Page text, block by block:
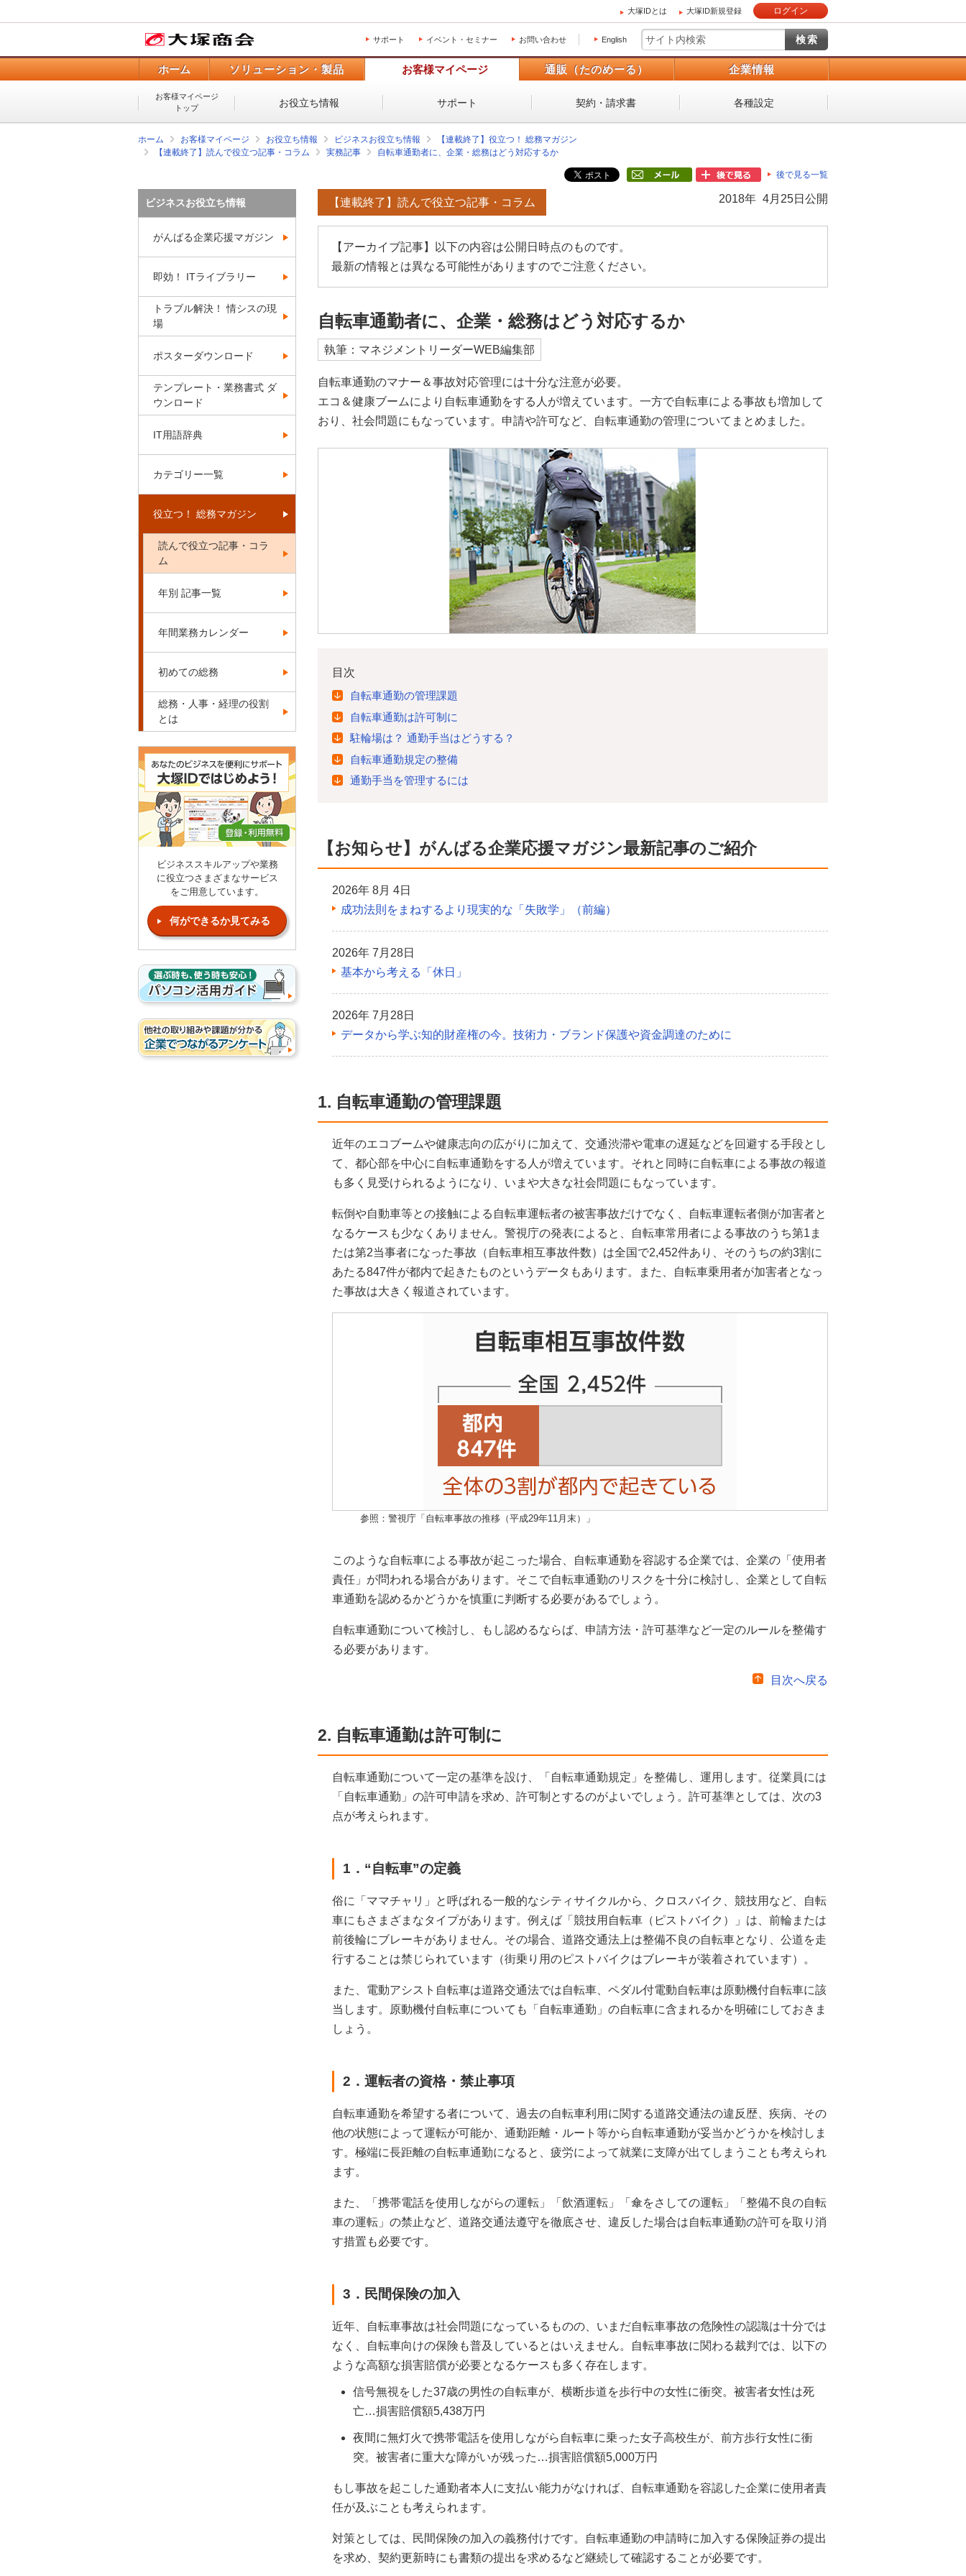
大塚IDとは 大塚ID新規登録 ログイン
サポート イベント・セミナー お問い合わせ English
ホーム ソリューション・製品 お客様マイページ 通販（たのめーる） 企業情報
お客様マイページ
トップ
お役立ち情報 サポート 契約・請求書 各種設定
ホーム お客様マイページ お役立ち情報 ビジネスお役立ち情報
【連載終了】役立つ！ 総務マガジン
【連載終了】読んで役立つ記事・コラム
実務記事 自転車通勤者に、企業・総務はどう対応するか
後で見る一覧
2018年 4月25日公開
【連載終了】読んで役立つ記事・コラム
【アーカイブ記事】以下の内容は公開日時点のものです。
最新の情報とは異なる可能性がありますのでご注意ください。
自転車通勤者に、企業・総務はどう対応するか
執筆：マネジメントリーダーWEB編集部
自転車通勤のマナー＆事故対応管理には十分な注意が必要。
エコ＆健康ブームにより自転車通勤をする人が増えています。一方で自転車による事故も増加して
おり、社会問題にもなっています。申請や許可など、自転車通勤の管理についてまとめました。
目次
自転車通勤の管理課題
自転車通勤は許可制に
駐輪場は？ 通勤手当はどうする？
自転車通勤規定の整備
通勤手当を管理するには
【お知らせ】がんばる企業応援マガジン最新記事のご紹介
2026年 8月 4日
成功法則をまねするより現実的な「失敗学」（前編）
2026年 7月28日
基本から考える「休日」
2026年 7月28日
データから学ぶ知的財産権の今。技術力・ブランド保護や資金調達のために
1. 自転車通勤の管理課題
近年のエコブームや健康志向の広がりに加えて、交通渋滞や電車の遅延などを回避する手段とし
て、都心部を中心に自転車通勤をする人が増えています。それと同時に自転車による事故の報道
も多く見受けられるようになり、いまや大きな社会問題にもなっています。
転倒や自動車等との接触による自転車運転者の被害事故だけでなく、自転車運転者側が加害者と
なるケースも少なくありません。警視庁の発表によると、自転車常用者による事故のうち第1ま
たは第2当事者になった事故（自転車相互事故件数）は全国で2,452件あり、そのうちの約3割に
あたる847件が都内で起きたものというデータもあります。また、自転車乗用者が加害者となっ
た事故は大きく報道されています。
参照：警視庁「自転車事故の推移（平成29年11月末）」
このような自転車による事故が起こった場合、自転車通勤を容認する企業では、企業の「使用者
責任」が問われる場合があります。そこで自転車通勤のリスクを十分に検討し、企業として自転
車通勤を認めるかどうかを慎重に判断する必要があるでしょう。
自転車通勤について検討し、もし認めるならば、申請方法・許可基準など一定のルールを整備す
る必要があります。
目次へ戻る
2. 自転車通勤は許可制に
自転車通勤について一定の基準を設け、「自転車通勤規定」を整備し、運用します。従業員には
「自転車通勤」の許可申請を求め、許可制とするのがよいでしょう。許可基準としては、次の3
点が考えられます。
1．“自転車”の定義
俗に「ママチャリ」と呼ばれる一般的なシティサイクルから、クロスバイク、競技用など、自転
車にもさまざまなタイプがあります。例えば「競技用自転車（ピストバイク）」は、前輪または
前後輪にブレーキがありません。その場合、道路交通法上は整備不良の自転車となり、公道を走
行することは禁じられています（街乗り用のピストバイクはブレーキが装着されています）。
また、電動アシスト自転車は道路交通法では自転車、ペダル付電動自転車は原動機付自転車に該
当します。原動機付自転車についても「自転車通勤」の自転車に含まれるかを明確にしておきま
しょう。
2．運転者の資格・禁止事項
自転車通勤を希望する者について、過去の自転車利用に関する道路交通法の違反歴、疾病、その
他の状態によって運転が可能か、通勤距離・ルート等から自転車通勤が妥当かどうかを検討しま
す。極端に長距離の自転車通勤になると、疲労によって就業に支障が出てしまうことも考えられ
ます。
また、「携帯電話を使用しながらの運転」「飲酒運転」「傘をさしての運転」「整備不良の自転
車の運転」の禁止など、道路交通法遵守を徹底させ、違反した場合は自転車通勤の許可を取り消
す措置も必要です。
3．民間保険の加入
近年、自転車事故は社会問題になっているものの、いまだ自転車事故の危険性の認識は十分では
なく、自転車向けの保険も普及しているとはいえません。自転車事故に関わる裁判では、以下の
ような高額な損害賠償が必要となるケースも多く存在します。
信号無視をした37歳の男性の自転車が、横断歩道を歩行中の女性に衝突。被害者女性は死
亡…損害賠償額5,438万円
夜間に無灯火で携帯電話を使用しながら自転車に乗った女子高校生が、前方歩行女性に衝
突。被害者に重大な障がいが残った…損害賠償額5,000万円
もし事故を起こした通勤者本人に支払い能力がなければ、自転車通勤を容認した企業に使用者責
任が及ぶことも考えられます。
対策としては、民間保険の加入の義務付けです。自転車通勤の申請時に加入する保険証券の提出
を求め、契約更新時にも書類の提出を求めるなど継続して確認することが必要です。
ビジネスお役立ち情報
がんばる企業応援マガジン
即効！ ITライブラリー
トラブル解決！ 情シスの現
場
ポスターダウンロード
テンプレート・業務書式 ダ
ウンロード
IT用語辞典
カテゴリー一覧
役立つ！ 総務マガジン
読んで役立つ記事・コラ
ム
年別 記事一覧
年間業務カレンダー
初めての総務
総務・人事・経理の役割
とは
ビジネススキルアップや業務
に役立つさまざまなサービス
をご用意しています。
何ができるか見てみる